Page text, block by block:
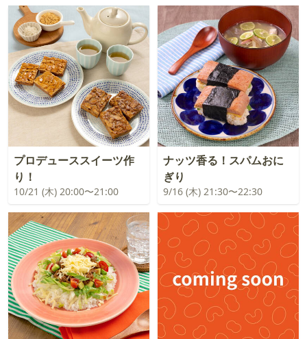
プロデューススイーツ作
り！
10/21 (木) 20:00〜21:00
ナッツ香る！スパムおに
ぎり
9/16 (木) 21:30〜22:30